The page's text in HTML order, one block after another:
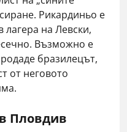
Рикардиньо е
лагера на Левски,
Възможно е
бразилецът,
от неговото
Пловдив